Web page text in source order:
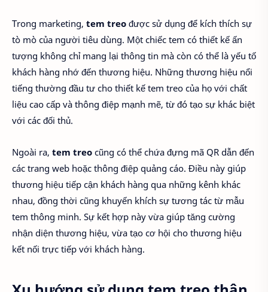
Trong marketing, tem treo được sử dụng để kích thích sự
tò mò của người tiêu dùng. Một chiếc tem có thiết kế ấn
tượng không chỉ mang lại thông tin mà còn có thể là yếu tố
khách hàng nhớ đến thương hiệu. Những thương hiệu nổi
tiếng thường đầu tư cho thiết kế tem treo của họ với chất
liệu cao cấp và thông điệp mạnh mẽ, từ đó tạo sự khác biệt
với các đối thủ.
Ngoài ra, tem treo cũng có thể chứa đựng mã QR dẫn đến
các trang web hoặc thông điệp quảng cáo. Điều này giúp
thương hiệu tiếp cận khách hàng qua những kênh khác
nhau, đồng thời cũng khuyến khích sự tương tác từ mẫu
tem thông minh. Sự kết hợp này vừa giúp tăng cường
nhận diện thương hiệu, vừa tạo cơ hội cho thương hiệu
kết nối trực tiếp với khách hàng.